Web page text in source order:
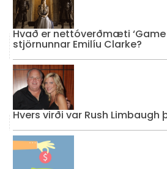
Hvað er nettóverðmæti ‘Game
stjörnunnar Emilíu Clarke?
Hvers virði var Rush Limbaugh